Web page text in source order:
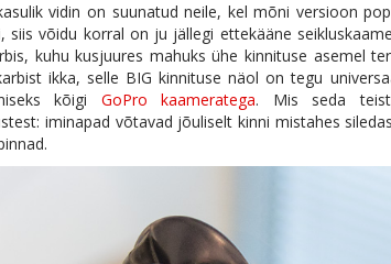
vidin on suunatud neile, kel mõni versioon
siis võidu korral on ju jällegi ettekääne
kuhu kusjuures mahuks ühe kinnituse asemel
ikka, selle BIG kinnituse näol on tegu
kõigi GoPro kaameratega. Mis seda
iminapad võtavad jõuliselt kinni mistahes